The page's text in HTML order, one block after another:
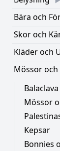
Bära och
Skor och
Kläder och
Mössor
Balaclava
Mössor
Kepsar
Bonnies